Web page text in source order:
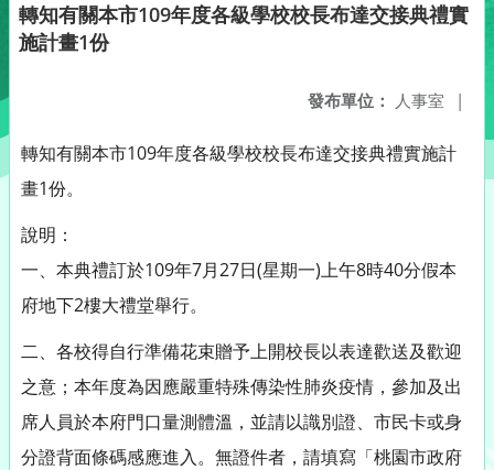
轉知有關本市109年度各級學校校長布達交接典禮實
施計畫1份
發布單位： 人事室 |
轉知有關本市109年度各級學校校長布達交接典禮實施計
畫1份。
說明：
一、本典禮訂於109年7月27日(星期一)上午8時40分假本
府地下2樓大禮堂舉行。
二、各校得自行準備花束贈予上開校長以表達歡送及歡迎
之意；本年度為因應嚴重特殊傳染性肺炎疫情，參加及出
席人員於本府門口量測體溫，並請以識別證、市民卡或身
分證背面條碼感應進入。無證件者，請填寫「桃園市政府